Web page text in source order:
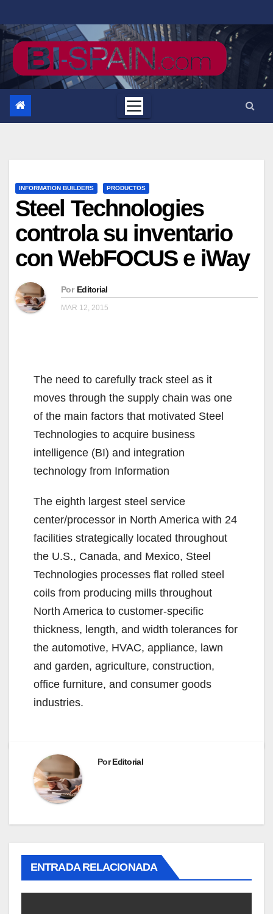
al
contenido
INFORMATION BUILDERS PRODUCTOS
Steel Technologies
controla su inventario
con WebFOCUS e iWay
Por Editorial
MAR 12, 2015
The need to carefully track steel as it
moves through the supply chain was one
of the main factors that motivated Steel
Technologies to acquire business
intelligence (BI) and integration
technology from Information
The eighth largest steel service
center/processor in North America with 24
facilities strategically located throughout
the U.S., Canada, and Mexico, Steel
Technologies processes flat rolled steel
coils from producing mills throughout
North America to customer-specific
thickness, length, and width tolerances for
the automotive, HVAC, appliance, lawn
and garden, agriculture, construction,
office furniture, and consumer goods
industries.
PorEditorial
ENTRADA RELACIONADA